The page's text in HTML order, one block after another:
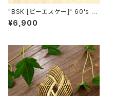
"BSK [ビーエスケー]" 60's カ
ットワーク葉っぱモチーフ ヴィン
¥6,900